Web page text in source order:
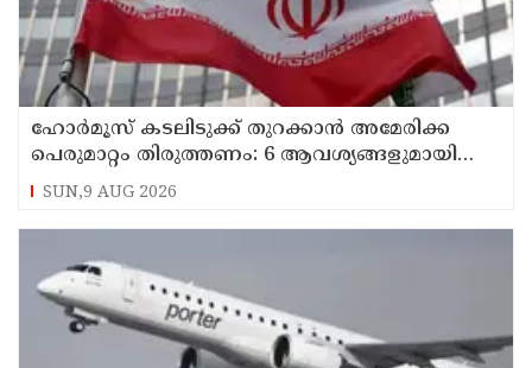
ഹോര്‍മൂസ് കടലിടുക്ക് തുറക്കാന്‍ അമേരിക്ക
പെരുമാറ്റം തിരുത്തണം: 6 ആവശ്യങ്ങളുമായി
ഇറാന്‍ ദേശീയ സുരക്ഷാ കൗണ്‍സില്‍
SUN,9 AUG 2026